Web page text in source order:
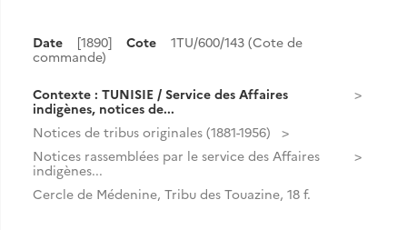
Date [1890] Cote
1TU/600/143 (Cote de
commande)
Contexte : TUNISIE / Service des Affaires
indigènes, notices de...
Notices de tribus originales (1881-1956)
Notices rassemblées par le service des Affaires
indigènes...
Cercle de Médenine, Tribu des Touazine, 18 f.